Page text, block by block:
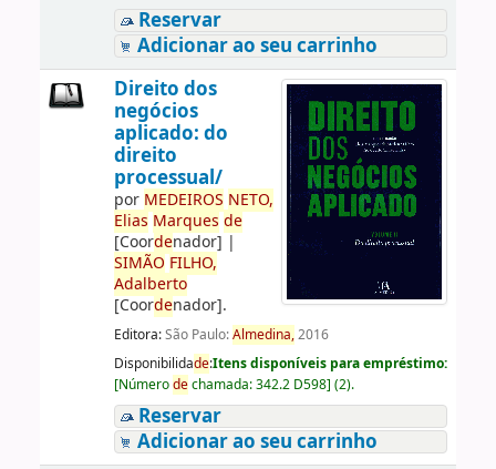
Reservar
Adicionar ao seu carrinho
Direito dos
negócios
aplicado: do
direito
processual/
por MEDEIROS NETO,
Elias Marques de
[Coordenador] |
SIMÃO FILHO,
Adalberto
[Coordenador].
Editora:São Paulo:Almedina,2016
Disponibilidade:Itens disponíveis para empréstimo:
[Númerodechamada:342.2 D598] (2).
Reservar
Adicionar ao seu carrinho